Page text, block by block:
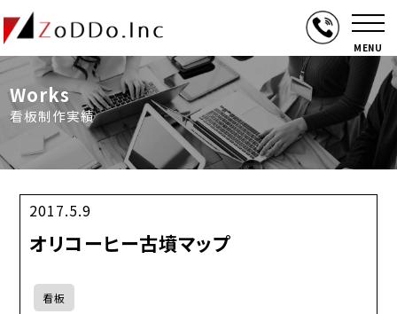
MENU
Works
看板制作実績
2017.5.9
オリコーヒー古墳マップ
看板